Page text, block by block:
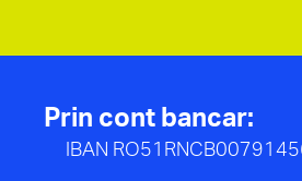
Prin cont bancar:
IBAN